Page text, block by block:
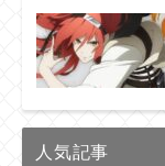
人気記事